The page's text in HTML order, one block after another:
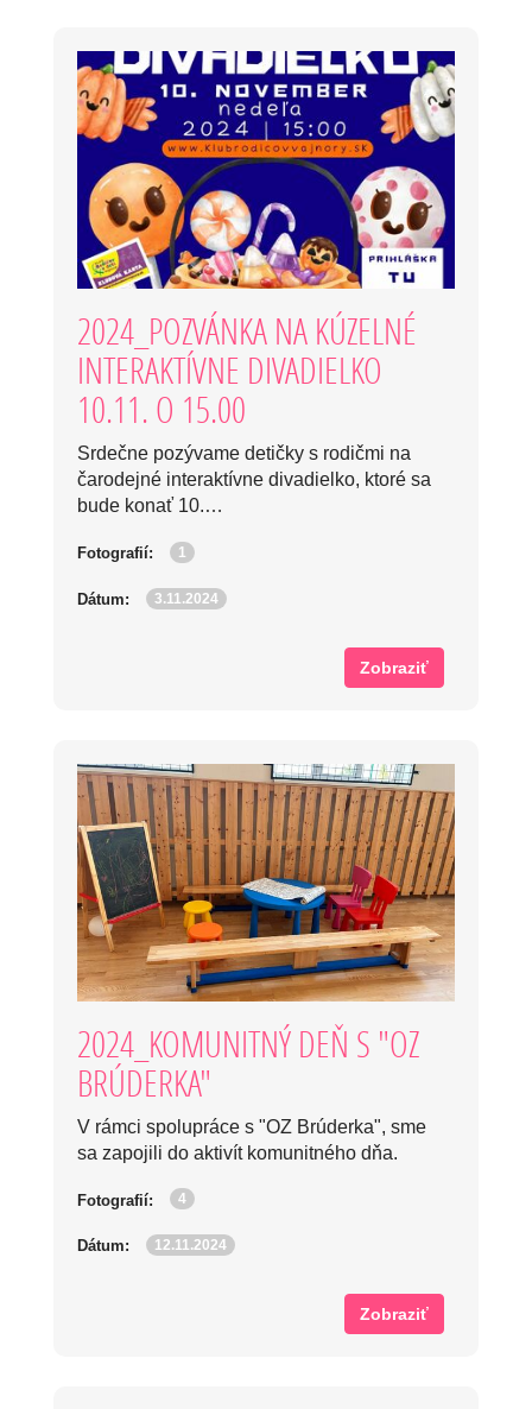
2024_POZVÁNKA NA KÚZELNÉ
INTERAKTÍVNE DIVADIELKO
10.11. O 15.00
Srdečne pozývame detičky s rodičmi na
čarodejné interaktívne divadielko, ktoré sa
bude konať 10.…
Fotografií: 1
Dátum: 3.11.2024
Zobraziť
2024_KOMUNITNÝ DEŇ S "OZ
BRÚDERKA"
V rámci spolupráce s "OZ Brúderka", sme
sa zapojili do aktivít komunitného dňa.
Fotografií: 4
Dátum: 12.11.2024
Zobraziť